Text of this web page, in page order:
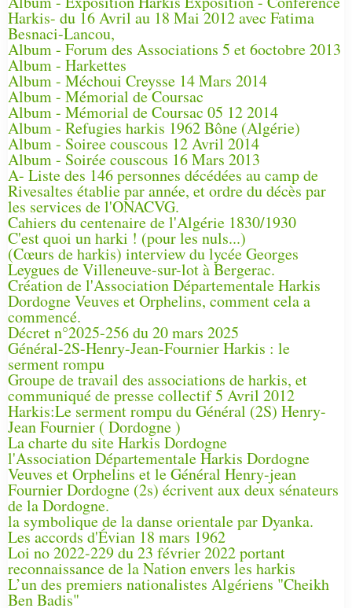
Harkis- du 16 Avril au 18 Mai 2012 avec Fatima
Besnaci-Lancou,
Album - Forum des Associations 5 et 6octobre 2013
Album - Harkettes
Album - Méchoui Creysse 14 Mars 2014
Album - Mémorial de Coursac
Album - Mémorial de Coursac 05 12 2014
Album - Refugies harkis 1962 Bône (Algérie)
Album - Soiree couscous 12 Avril 2014
Album - Soirée couscous 16 Mars 2013
A- Liste des 146 personnes décédées au camp de
Rivesaltes établie par année, et ordre du décès par
les services de l'ONACVG.
Cahiers du centenaire de l'Algérie 1830/1930
C'est quoi un harki ! (pour les nuls...)
(Cœurs de harkis) interview du lycée Georges
Leygues de Villeneuve-sur-lot à Bergerac.
Création de l'Association Départementale Harkis
Dordogne Veuves et Orphelins, comment cela a
commencé.
Décret n°2025-256 du 20 mars 2025
Général-2S-Henry-Jean-Fournier Harkis : le
serment rompu
Groupe de travail des associations de harkis, et
communiqué de presse collectif 5 Avril 2012
Harkis:Le serment rompu du Général (2S) Henry-
Jean Fournier ( Dordogne )
La charte du site Harkis Dordogne
l'Association Départementale Harkis Dordogne
Veuves et Orphelins et le Général Henry-jean
Fournier Dordogne (2s) écrivent aux deux sénateurs
de la Dordogne.
la symbolique de la danse orientale par Dyanka.
Les accords d'Évian 18 mars 1962
Loi no 2022-229 du 23 février 2022 portant
reconnaissance de la Nation envers les harkis
L’un des premiers nationalistes Algériens "Cheikh
Ben Badis"